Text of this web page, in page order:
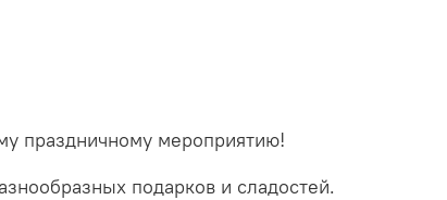
праздничному мероприятию!
подарков и сладостей.